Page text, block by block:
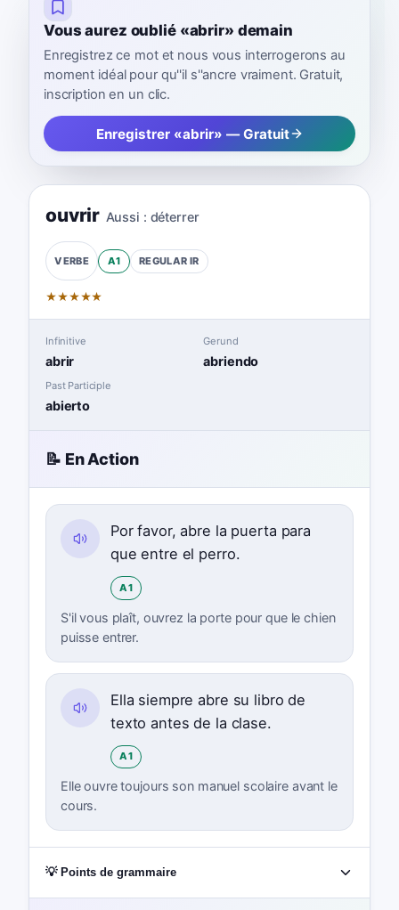
Vous aurez oublié «abrir» demain
Enregistrez ce mot et nous vous interrogerons au
moment idéal pour qu''il s''ancre vraiment. Gratuit,
inscription en un clic.
Enregistrer «abrir» — Gratuit
ouvrir Aussi : déterrer
VERBE A1 REGULAR IR
★★★★★
Infinitive
abrir
Gerund
abriendo
Past Participle
abierto
📝 En Action
Por favor, abre la puerta para
que entre el perro.
A1
S'il vous plaît, ouvrez la porte pour que le chien
puisse entrer.
Ella siempre abre su libro de
texto antes de la clase.
A1
Elle ouvre toujours son manuel scolaire avant le
cours.
💡 Points de grammaire